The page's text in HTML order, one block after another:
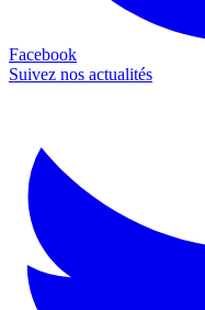
Facebook
Suivez nos actualités